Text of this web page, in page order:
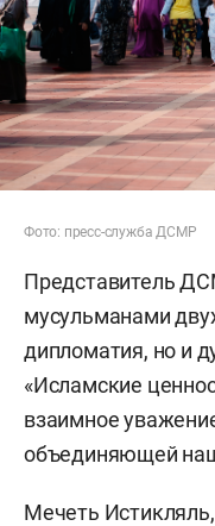
Фото: пресс-служба ДСМР
Представитель
мусульманами
дипломатия, но и
«Исламские
взаимное
объединяющей
Мечеть